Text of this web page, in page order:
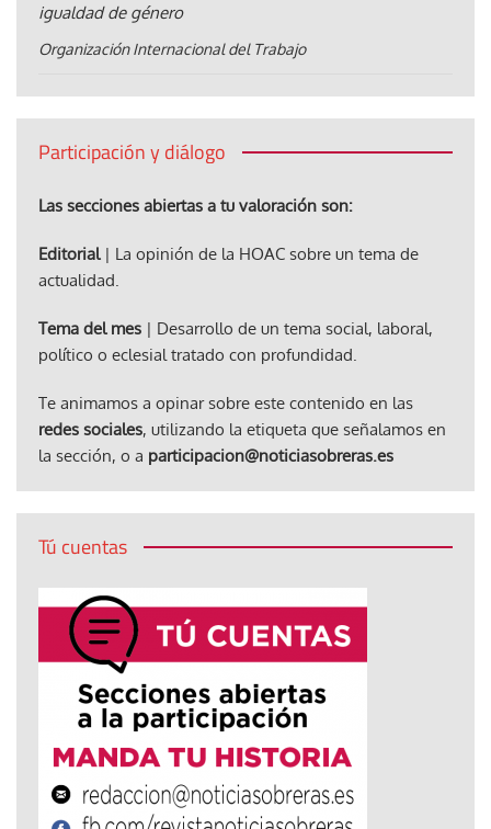
igualdad de género
Organización Internacional del Trabajo
Participación y diálogo
Las secciones abiertas a tu valoración son:
Editorial| La opinión de la HOAC sobre un tema de
actualidad.
Tema del mes | Desarrollo de un tema social, laboral,
político o eclesial tratado con profundidad.
Te animamos a opinar sobre este contenido en las
redes sociales, utilizando la etiqueta que señalamos en
la sección, o a participacion@noticiasobreras.es
Tú cuentas